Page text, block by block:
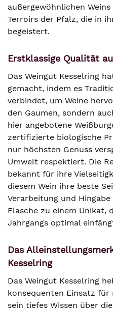
außergewöhnlichen
Terroirs der Pfalz, die in
begeistert.
Erstklassige Qualität
Das Weingut Kesselring
gemacht, indem es
verbindet, um Weine
den Gaumen, sondern
hier angebotene
zertifizierte biologische
nur höchsten Genuss
Umwelt respektiert. Die
bekannt für ihre
diesem Wein ihre beste
Verarbeitung und
Flasche zu einem Unikat,
Jahrgangs optimal
Das
Kesselring
Das Weingut Kesselring
konsequenten Einsatz
sein tiefes Wissen über